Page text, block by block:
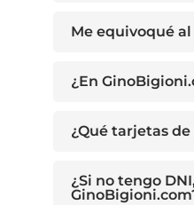
Me equivoqué
¿En
¿Qué tarjetas
¿Si no tengo